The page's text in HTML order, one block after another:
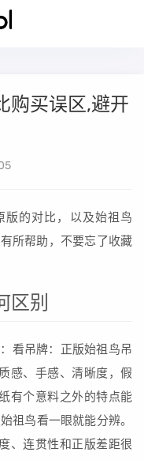
购买误区,避开
版的对比，以及始祖鸟
所帮助，不要忘了收藏
区别
看吊牌：正版始祖鸟吊
感、手感、清晰度，假
有个意料之外的特点能
祖鸟看一眼就能分辨。
、连贯性和正版差距很